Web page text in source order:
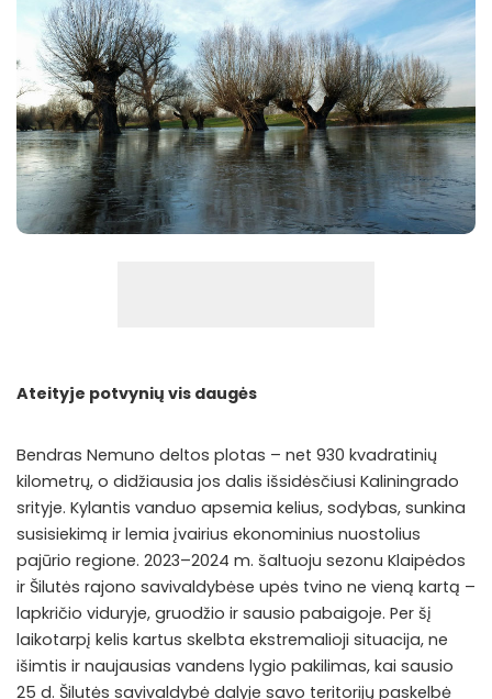
Ateityje potvynių vis daugės
Bendras Nemuno deltos plotas – net 930 kvadratinių
kilometrų, o didžiausia jos dalis išsidėsčiusi Kaliningrado
srityje. Kylantis vanduo apsemia kelius, sodybas, sunkina
susisiekimą ir lemia įvairius ekonominius nuostolius
pajūrio regione. 2023–2024 m. šaltuoju sezonu Klaipėdos
ir Šilutės rajono savivaldybėse upės tvino ne vieną kartą –
lapkričio viduryje, gruodžio ir sausio pabaigoje. Per šį
laikotarpį kelis kartus skelbta ekstremalioji situacija, ne
išimtis ir naujausias vandens lygio pakilimas, kai sausio
25 d. Šilutės savivaldybė dalyje savo teritorijų paskelbė